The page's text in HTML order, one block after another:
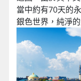
當中約有70天的
銀色世界，純淨